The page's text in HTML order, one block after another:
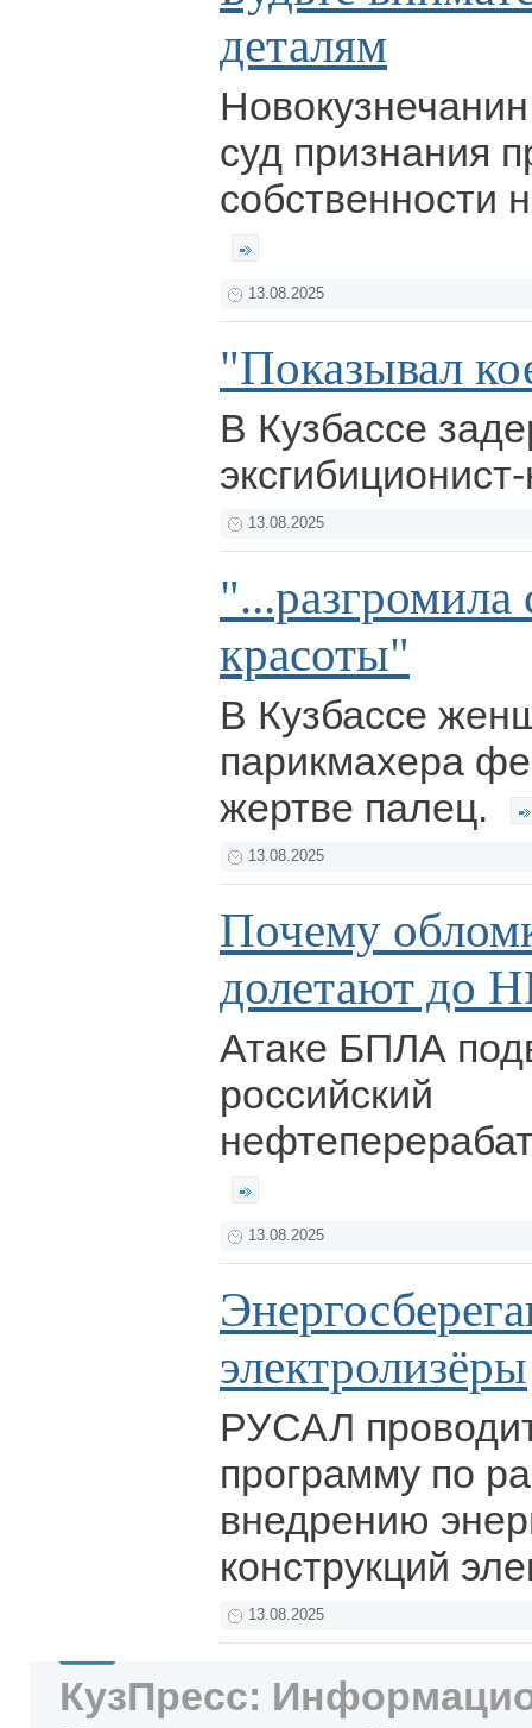
деталям
суд признания
собственности
13.08.2025
"Показывал
В Кузбассе
13.08.2025
"...разгромила
красоты"
В Кузбассе
парикмахера
жертве палец.
13.08.2025
Почему
долетают до
Атаке БПЛА
российский
13.08.2025
электролизёры
РУСАЛ
программу по
внедрению
конструкций
13.08.2025
КузПресс: